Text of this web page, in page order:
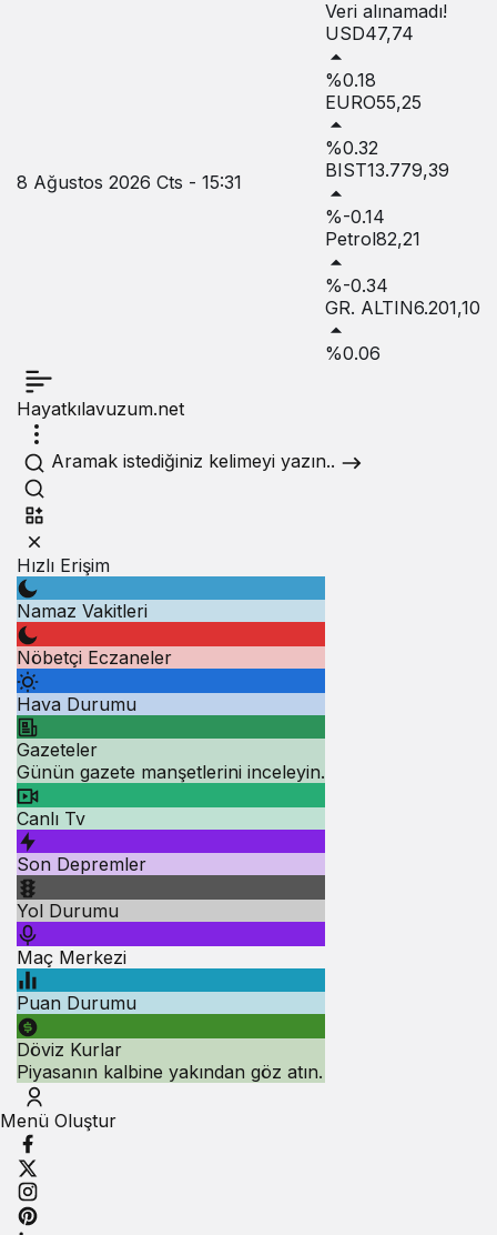
8 Ağustos 2026 Cts - 15:31
Veri alınamadı!
USD47,74
%0.18
EURO55,25
%0.32
BIST13.779,39
%-0.14
Petrol82,21
%-0.34
GR. ALTIN6.201,10
%0.06
Hayatkılavuzum.net
Aramak istediğiniz kelimeyi yazın..
Hızlı Erişim
Namaz Vakitleri
Nöbetçi Eczaneler
Hava Durumu
Gazeteler
Günün gazete manşetlerini inceleyin.
Canlı Tv
Son Depremler
Yol Durumu
Maç Merkezi
Puan Durumu
Döviz Kurlar
Piyasanın kalbine yakından göz atın.
Menü Oluştur